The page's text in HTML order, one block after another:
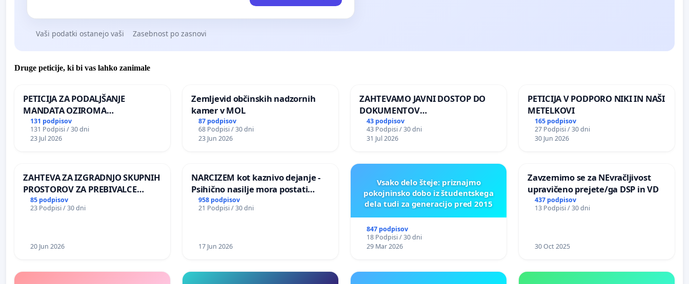
Vaši podatki ostanejo vaši Zasebnost po zasnovi
Druge peticije, ki bi vas lahko zanimale
PETICIJA ZA PODALJŠANJE
MANDATA OZIROMA
ČIMPREJŠNJO PONOVNO
NAPOTITEV GOSPODA BERNARDA
ŠRAJNERJA NA VELEPOSLANIŠTVO
131 podpisov
131 Podpisi / 30 dni
23 Jul 2026
Zemljevid občinskih nadzornih
kamer v MOL
87 podpisov
68 Podpisi / 30 dni
23 Jun 2026
ZAHTEVAMO JAVNI DOSTOP DO
DOKUMENTOV
PARLAMENTARNIH
PREISKOVALNIH KOMISIJ O
ILEGALNI TRGOVINI Z OROŽJEM
43 podpisov
43 Podpisi / 30 dni
31 Jul 2026
PETICIJA V PODPORO NIKI IN NAŠI
METELKOVI
165 podpisov
27 Podpisi / 30 dni
30 Jun 2026
ZAHTEVA ZA IZGRADNJO SKUPNIH
PROSTOROV ZA PREBIVALCE
KRAJEVNE SKUPNOSTI
PRESTRANEK
85 podpisov
23 Podpisi / 30 dni
20 Jun 2026
NARCIZEM kot kaznivo dejanje -
Psihično nasilje mora postati
enako prepoznano kot fizično
nasilje
958 podpisov
21 Podpisi / 30 dni
17 Jun 2026
Vsako delo šteje: priznajmo
pokojninsko dobo iz študentskega
dela tudi za generacijo pred 2015
847 podpisov
18 Podpisi / 30 dni
29 Mar 2026
Zavzemimo se za NEvračljivost
upravičeno prejete/ga DSP in VD
437 podpisov
13 Podpisi / 30 dni
30 Oct 2025